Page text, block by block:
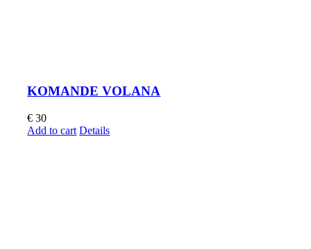
KOMANDE VOLANA
€ 30
Add to cart Details